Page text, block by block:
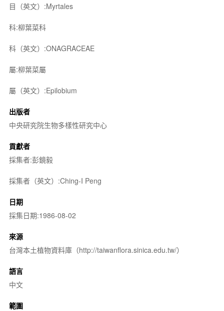
目（英文）:Myrtales
科:柳葉菜科
科（英文）:ONAGRACEAE
屬:柳葉菜屬
屬（英文）:Epilobium
出版者
中央研究院生物多樣性研究中心
貢獻者
採集者:彭鏡毅
採集者（英文）:Ching-I Peng
日期
採集日期:1986-08-02
來源
台灣本土植物資料庫（http://taiwanflora.sinica.edu.tw/）
語言
中文
範圍